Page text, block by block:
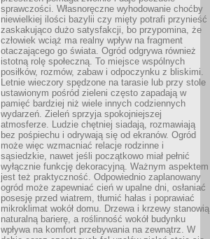
sprawczości. Własnoręczne wyhodowanie choćby
niewielkiej ilości bazylii czy mięty potrafi przynieść
zaskakująco dużo satysfakcji, bo przypomina, że
człowiek wciąż ma realny wpływ na fragment
otaczającego go świata. Ogród odgrywa również
istotną rolę społeczną. To miejsce wspólnych
posiłków, rozmów, zabaw i odpoczynku z bliskimi.
Letnie wieczory spędzone na tarasie lub przy stole
ustawionym pośród zieleni często zapadają w
pamięć bardziej niż wiele innych codziennych
wydarzeń. Zieleń sprzyja spokojniejszej
atmosferze. Ludzie chętniej siadają, rozmawiają
bez pośpiechu i odrywają się od ekranów. Ogród
może więc wzmacniać relacje rodzinne i
sąsiedzkie, nawet jeśli początkowo miał pełnić
wyłącznie funkcję dekoracyjną. Ważnym aspektem
jest też praktyczność. Odpowiednio zaplanowany
ogród może zapewniać cień w upalne dni, osłaniać
posesję przed wiatrem, tłumić hałas i poprawiać
mikroklimat wokół domu. Drzewa i krzewy stanowią
naturalną barierę, a roślinność wokół budynku
wpływa na komfort przebywania na zewnątrz. W